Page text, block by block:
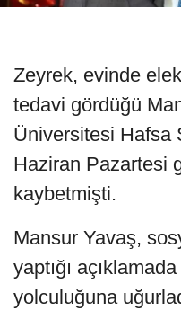
Zeyrek, evinde
tedavi gördüğü
Üniversitesi Hafsa
Haziran Pazartesi
kaybetmişti.
Mansur Yavaş,
yaptığı
yolculuğuna